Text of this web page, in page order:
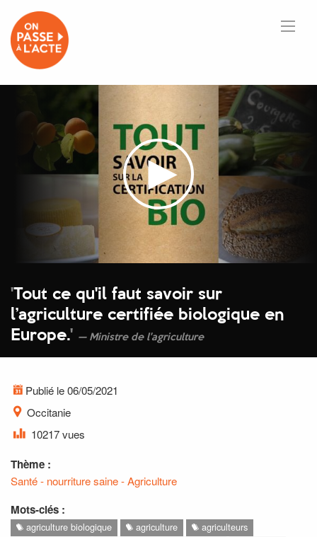
' Tout ce qu'il faut savoir sur
l’agriculture certifiée biologique en
Europe.' Ministre de l'agriculture
Publié le 06/05/2021
Occitanie
10217 vues
Thème :
Santé - nourriture saine - Agriculture
Mots-clés :
agriculture biologique agriculture
agriculteurs